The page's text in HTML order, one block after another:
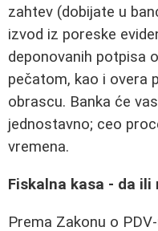
zahtev (dobijate u
izvod iz poreske
deponovanih potpisa
pečatom, kao i overa
obrascu. Banka će
jednostavno; ceo
vremena.
Fiskalna kasa - da ili
Prema Zakonu o